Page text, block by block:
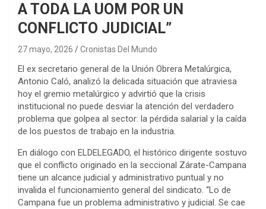
A TODA LA UOM POR UN
CONFLICTO JUDICIAL”
27 mayo, 2026 Cronistas Del Mundo
El ex secretario general de la Unión Obrera Metalúrgica,
Antonio Caló, analizó la delicada situación que atraviesa
hoy el gremio metalúrgico y advirtió que la crisis
institucional no puede desviar la atención del verdadero
problema que golpea al sector: la pérdida salarial y la caída
de los puestos de trabajo en la industria.
En diálogo con ELDELEGADO, el histórico dirigente sostuvo
que el conflicto originado en la seccional Zárate-Campana
tiene un alcance judicial y administrativo puntual y no
invalida el funcionamiento general del sindicato. “Lo de
Campana fue un problema administrativo y judicial. Se cae